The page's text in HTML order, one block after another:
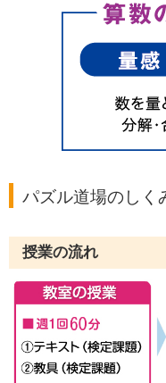
パズル道場のしく
授業の流れ